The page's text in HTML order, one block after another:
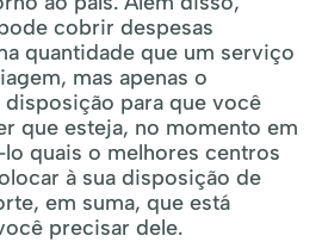
cobrir despesas
quantidade que um serviço
mas apenas o
disposição para que você
que esteja, no momento em
quais o melhores centros
à sua disposição de
em suma, que está
precisar dele.